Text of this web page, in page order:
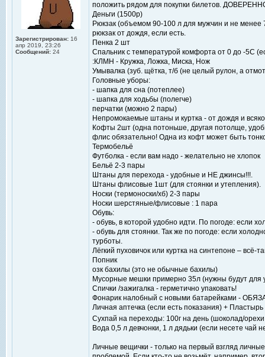
Зарегистрирован: 16
апр 2019, 23:26
Сообщений: 24
положить рядом для покупки билетов.
Деньги (1500р)
Рюкзак (объемом 90-100 л для мужчин и не
рюкзак от дождя, если есть.
Пенка 2 шт
Спальник с температурой комфорта от 0 до -5С
:КЛМН - Кружка, Ложка, Миска, Нож
Умывалка (зуб. щётка, т/б (не целый рулон, а
Головные уборы:
- шапка для сна (потеплее)
- шапка для ходьбы (полегче)
перчатки (можно 2 пары)
Непромокаемые штаны и куртка - от дождя и
Кофты 2шт (одна потоньше, другая потолще,
флис обязательно! Одна из кофт может быть
Термобельё
Футболка - если вам надо - желательно не хлопок
Бельё 2-3 пары
Штаны для перехода - удобные и НЕ джинсы!!!.
Штаны флисовые 1шт (для стоянки и утепления).
Носки (термоноски/хб) 2-3 пары
Носки шерстяные/флисовые : 1 пара
Обувь:
- обувь, в которой удобно идти. По погоде: если
- обувь для стоянки. Так же по погоде: если
турботы.
Лёгкий пуховичок или куртка на синтепоне – всё-
Попник
озк бахилы (это не обычные бахилы)
Мусорные мешки примерно 35л (нужны будут для
Спички /зажигалка - герметично упаковать!
Фонарик налобный с новыми батарейками -
Личная аптечка (если есть показания) +
Сухпай на переходы: 100г на день (шоколад/
Вода 0,5 л девчонки, 1 л дядьки (если несете чай
Личные вещички - только на первый взгляд